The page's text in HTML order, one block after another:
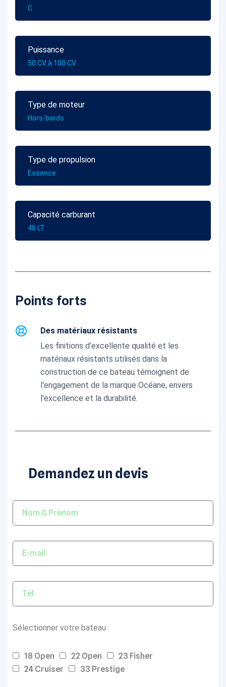
C
Puissance
50 CV à 100 CV
Type de moteur
Hors-bords
Type de propulsion
Essence
Capacité carburant
48 LT
Points forts
Des matériaux résistants
Les finitions d’excellente qualité et les
matériaux résistants utilisés dans la
construction de ce bateau témoignent de
l'engagement de la marque Océane, envers
l'excellence et la durabilité.
Demandez un devis
Sélectionner votre bateau :
18 Open 22 Open
23 Fisher
24 Cruiser
33 Prestige